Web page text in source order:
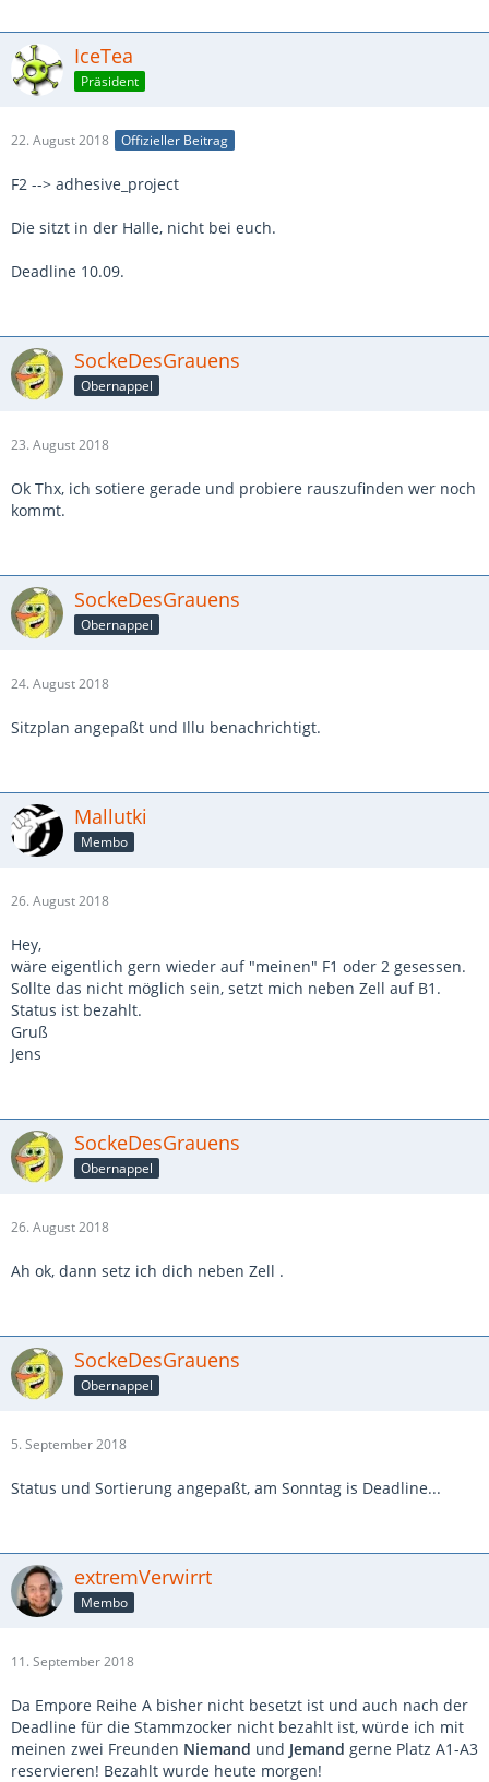
IceTea
Präsident
22. August 2018 Offizieller Beitrag
F2 --> adhesive_project
Die sitzt in der Halle, nicht bei euch.
Deadline 10.09.
SockeDesGrauens
Obernappel
23. August 2018
Ok Thx, ich sotiere gerade und probiere rauszufinden wer noch
kommt.
SockeDesGrauens
Obernappel
24. August 2018
Sitzplan angepaßt und Illu benachrichtigt.
Mallutki
Membo
26. August 2018
Hey,
wäre eigentlich gern wieder auf "meinen" F1 oder 2 gesessen.
Sollte das nicht möglich sein, setzt mich neben Zell auf B1.
Status ist bezahlt.
Gruß
Jens
SockeDesGrauens
Obernappel
26. August 2018
Ah ok, dann setz ich dich neben Zell .
SockeDesGrauens
Obernappel
5. September 2018
Status und Sortierung angepaßt, am Sonntag is Deadline...
extremVerwirrt
Membo
11. September 2018
Da Empore Reihe A bisher nicht besetzt ist und auch nach der
Deadline für die Stammzocker nicht bezahlt ist, würde ich mit
meinen zwei Freunden Niemand und Jemand gerne Platz A1-A3
reservieren! Bezahlt wurde heute morgen!